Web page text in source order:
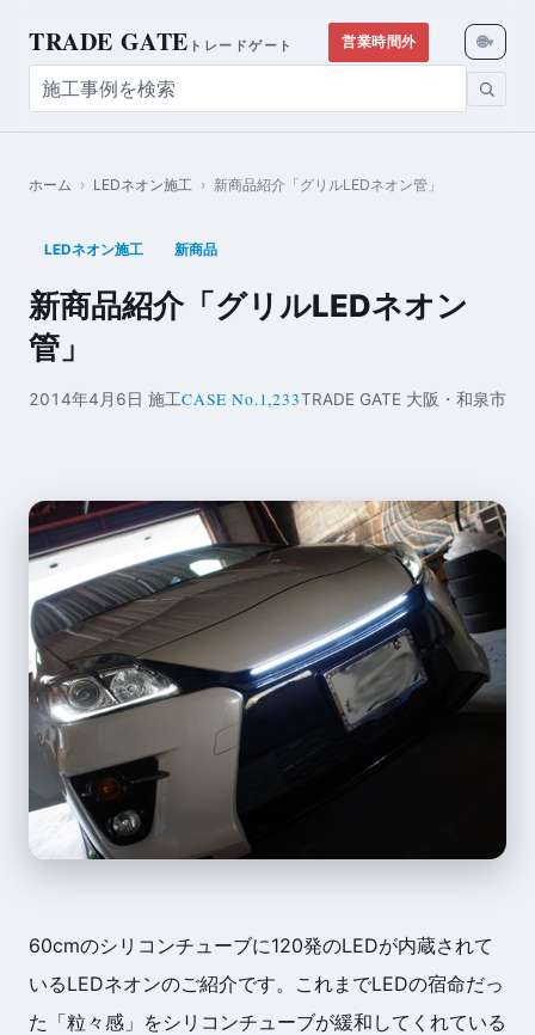
TRADE GATE トレードゲート 営業時間外 🌐▾
ホーム › LEDネオン施工 › 新商品紹介「グリルLEDネオン管」
LEDネオン施工 新商品
新商品紹介「グリルLEDネオン
管」
2014年4月6日 施工CASE No.1,233TRADE GATE 大阪・和泉市
60cmのシリコンチューブに120発のLEDが内蔵されて
いるLEDネオンのご紹介です。これまでLEDの宿命だっ
た「粒々感」をシリコンチューブが緩和してくれている